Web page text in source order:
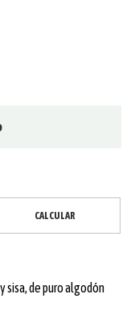
CALCULAR
sisa, de puro algodón